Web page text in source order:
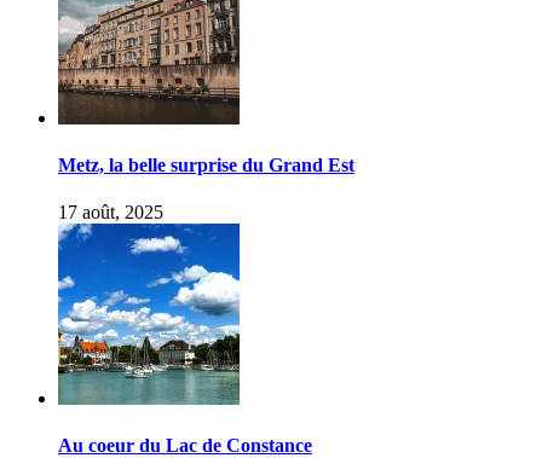
Metz, la belle surprise du Grand Est
17 août, 2025
Au coeur du Lac de Constance